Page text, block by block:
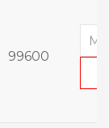
99600